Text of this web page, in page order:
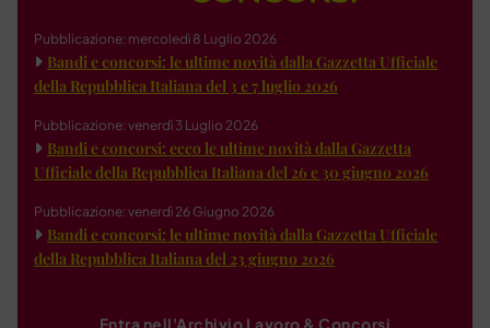
Pubblicazione: mercoledì 8 Luglio 2026
Bandi e concorsi: le ultime novità dalla Gazzetta Ufficiale
della Repubblica Italiana del 3 e 7 luglio 2026
Pubblicazione: venerdì 3 Luglio 2026
Bandi e concorsi: ecco le ultime novità dalla Gazzetta
Ufficiale della Repubblica Italiana del 26 e 30 giugno 2026
Pubblicazione: venerdì 26 Giugno 2026
Bandi e concorsi: le ultime novità dalla Gazzetta Ufficiale
della Repubblica Italiana del 23 giugno 2026
Entra nell'Archivio Lavoro & Concorsi